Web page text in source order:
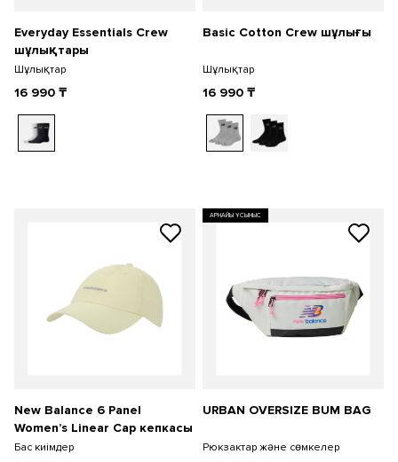
Everyday Essentials Crew
шұлықтары
Шұлықтар
16 990 ₸
Basic Cotton Crew шұлығы
Шұлықтар
16 990 ₸
New Balance 6 Panel
Women’s Linear Cap кепкасы
Бас киімдер
АРНАЙЫ ҰСЫНЫС
URBAN OVERSIZE BUM BAG
Рюкзактар және сөмкелер